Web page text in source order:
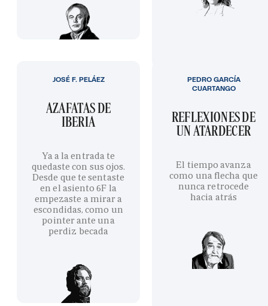
AZAFATAS DE
IBERIA
Ya a la entrada te
quedaste con sus ojos.
Desde que te sentaste
en el asiento 6F la
empezaste a mirar a
escondidas, como un
pointer ante una
perdiz becada
JOSÉ F. PELÁEZ
REFLEXIONES DE
UN ATARDECER
El tiempo avanza
como una flecha que
nunca retrocede
hacia atrás
PEDRO GARCÍA
CUARTANGO